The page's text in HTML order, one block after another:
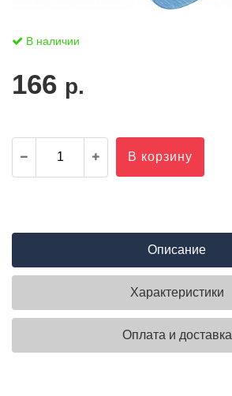
В наличии
166 р.
В корзину
Описание
Характеристики
Оплата и доставка